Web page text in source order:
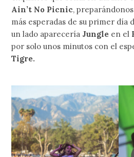
Ain’t No Picnic,
más esperadas de su primer día
un lado aparecería Jungle en el
por solo unos minutos con el
Tigre.